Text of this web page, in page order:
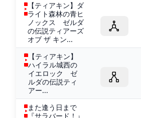
【ティアキン】ダ
ライト森林の青ヒ
ノックス ゼルダ
の伝説ティアーズ
オブ ザ キン...
【ティアキン】
ハイラル城西の
イエロック ゼ
ルダの伝説ティ
アー...
また逢う日まで
『サラバード！』